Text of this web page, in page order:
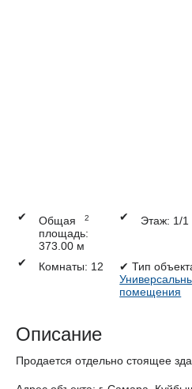
✔
Общая
площадь:
373.00 м
2 ✔ Этаж: 1/1
✔
Комнаты: 12 ✔ Тип
помещения
Описание
Продается отдельно стоящее